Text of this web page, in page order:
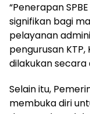
“Penerapan
signifikan bagi
pelayanan
pengurusan
dilakukan secara
Selain itu,
membuka diri